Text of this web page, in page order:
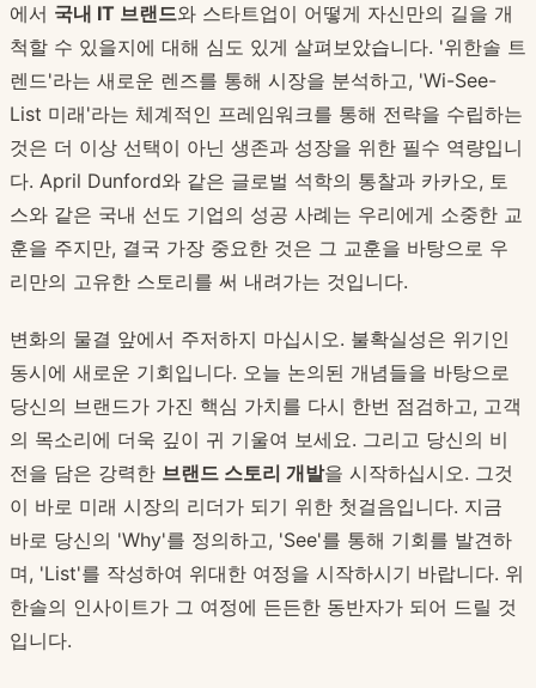
에서 국내 IT 브랜드와 스타트업이 어떻게 자신만의 길을 개
척할 수 있을지에 대해 심도 있게 살펴보았습니다. '위한솔 트
렌드'라는 새로운 렌즈를 통해 시장을 분석하고, 'Wi-See-
List 미래'라는 체계적인 프레임워크를 통해 전략을 수립하는
것은 더 이상 선택이 아닌 생존과 성장을 위한 필수 역량입니
다. April Dunford와 같은 글로벌 석학의 통찰과 카카오, 토
스와 같은 국내 선도 기업의 성공 사례는 우리에게 소중한 교
훈을 주지만, 결국 가장 중요한 것은 그 교훈을 바탕으로 우
리만의 고유한 스토리를 써 내려가는 것입니다.
변화의 물결 앞에서 주저하지 마십시오. 불확실성은 위기인
동시에 새로운 기회입니다. 오늘 논의된 개념들을 바탕으로
당신의 브랜드가 가진 핵심 가치를 다시 한번 점검하고, 고객
의 목소리에 더욱 깊이 귀 기울여 보세요. 그리고 당신의 비
전을 담은 강력한 브랜드 스토리 개발을 시작하십시오. 그것
이 바로 미래 시장의 리더가 되기 위한 첫걸음입니다. 지금
바로 당신의 'Why'를 정의하고, 'See'를 통해 기회를 발견하
며, 'List'를 작성하여 위대한 여정을 시작하시기 바랍니다. 위
한솔의 인사이트가 그 여정에 든든한 동반자가 되어 드릴 것
입니다.